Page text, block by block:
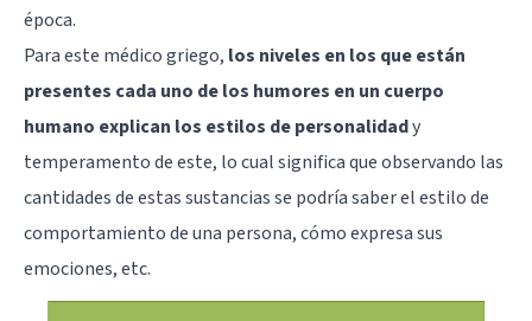
época.
Para este médico griego, los niveles en los que están
presentes cada uno de los humores en un cuerpo
humano explican los estilos de personalidady
temperamento de este, lo cual significa que observando las
cantidades de estas sustancias se podría saber el estilo de
comportamiento de una persona, cómo expresa sus
emociones, etc.